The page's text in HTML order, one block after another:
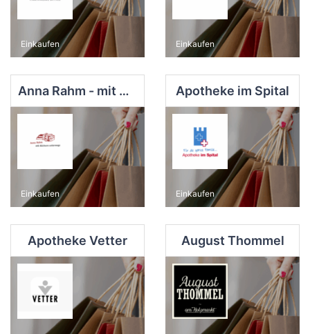
Einkaufen Einkaufen
Anna Rahm - mit Büchern unterwegs
Einkaufen
Apotheke im Spital
Einkaufen
Apotheke Vetter August Thommel